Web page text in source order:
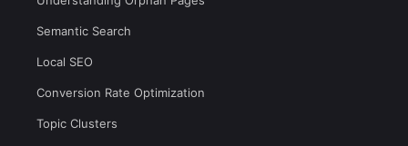
Semantic Search
Local SEO
Conversion Rate Optimization
Topic Clusters